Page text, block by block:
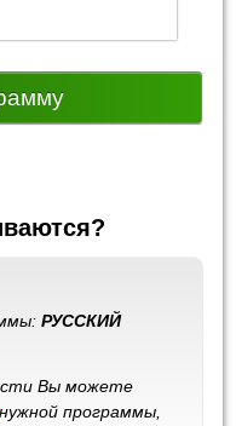
РУССКИЙ
Вы можете
нужной программы,